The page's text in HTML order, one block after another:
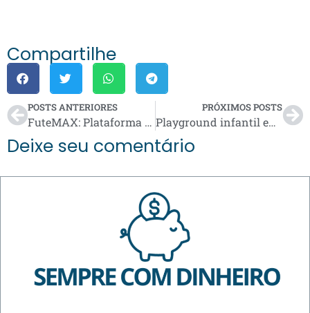
Compartilhe
POSTS ANTERIORES
FuteMAX: Plataforma Para Assistir Futebol Ao Vivo Online
PRÓXIMOS POSTS
Playground infantil em casa vale a pena? Custos, vantagens e dicas (com Cama Elástica)
Deixe seu comentário